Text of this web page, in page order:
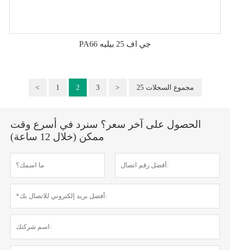
PA66 جي اف 25 بيليه
< 1 2 3 > 25 مجموع السجلات
الحصول على آخر سعر؟ سنرد في أسرع وقت
ممكن (خلال 12 ساعة)